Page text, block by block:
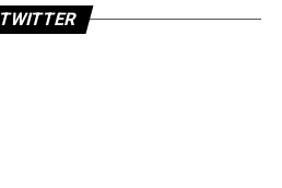
TWITTER